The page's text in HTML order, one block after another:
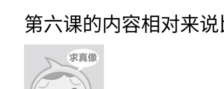
第六课的内容相对来